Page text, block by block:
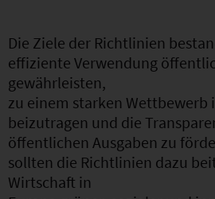
Die Ziele der Richtlinien
effiziente Verwendung
gewährleisten,
zu einem starken
beizutragen und die
öffentlichen Ausgaben zu
sollten die Richtlinien dazu
Wirtschaft in